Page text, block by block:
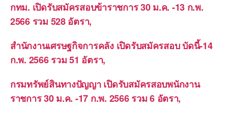
กทม. เปิดรับสมัครสอบข้าราชการ 30 ม.ค. -13 ก.พ.
2566 รวม 528 อัตรา,
สำนักงานเศรษฐกิจการคลัง เปิดรับสมัครสอบ บัดนี้-14
ก.พ. 2566 รวม 51 อัตรา,
กรมทรัพย์สินทางปัญญา เปิดรับสมัครสอบพนักงาน
ราชการ 30 ม.ค. -17 ก.พ. 2566 รวม 6 อัตรา,